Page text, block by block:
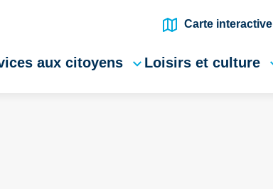
Carte interactive
aux citoyens Loisirs et culture